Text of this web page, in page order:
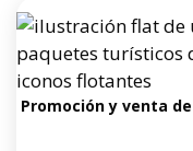
Promoción y venta